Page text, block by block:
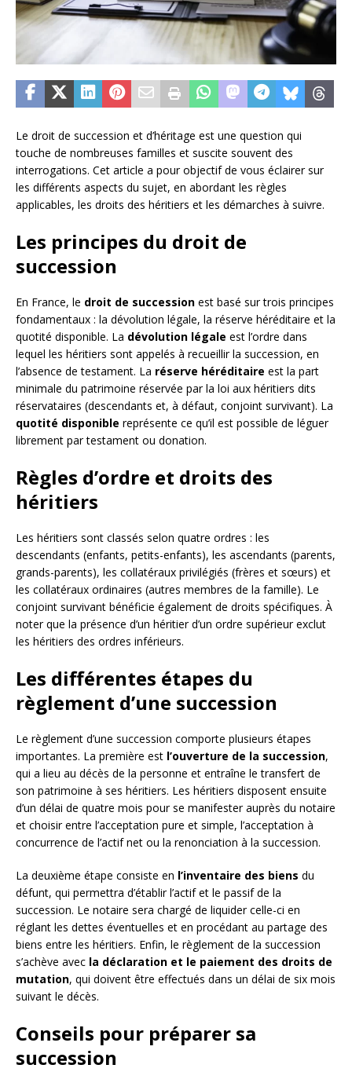
Le droit de succession et d’héritage est une question qui
touche de nombreuses familles et suscite souvent des
interrogations. Cet article a pour objectif de vous éclairer sur
les différents aspects du sujet, en abordant les règles
applicables, les droits des héritiers et les démarches à suivre.
Les principes du droit de
succession
En France, le droit de succession est basé sur trois principes
fondamentaux : la dévolution légale, la réserve héréditaire et la
quotité disponible. La dévolution légale est l’ordre dans
lequel les héritiers sont appelés à recueillir la succession, en
l’absence de testament. La réserve héréditaire est la part
minimale du patrimoine réservée par la loi aux héritiers dits
réservataires (descendants et, à défaut, conjoint survivant). La
quotité disponible représente ce qu’il est possible de léguer
librement par testament ou donation.
Règles d’ordre et droits des
héritiers
Les héritiers sont classés selon quatre ordres : les
descendants (enfants, petits-enfants), les ascendants (parents,
grands-parents), les collatéraux privilégiés (frères et sœurs) et
les collatéraux ordinaires (autres membres de la famille). Le
conjoint survivant bénéficie également de droits spécifiques. À
noter que la présence d’un héritier d’un ordre supérieur exclut
les héritiers des ordres inférieurs.
Les différentes étapes du
règlement d’une succession
Le règlement d’une succession comporte plusieurs étapes
importantes. La première est l’ouverture de la succession,
qui a lieu au décès de la personne et entraîne le transfert de
son patrimoine à ses héritiers. Les héritiers disposent ensuite
d’un délai de quatre mois pour se manifester auprès du notaire
et choisir entre l’acceptation pure et simple, l’acceptation à
concurrence de l’actif net ou la renonciation à la succession.
La deuxième étape consiste en l’inventaire des biens du
défunt, qui permettra d’établir l’actif et le passif de la
succession. Le notaire sera chargé de liquider celle-ci en
réglant les dettes éventuelles et en procédant au partage des
biens entre les héritiers. Enfin, le règlement de la succession
s’achève avec la déclaration et le paiement des droits de
mutation, qui doivent être effectués dans un délai de six mois
suivant le décès.
Conseils pour préparer sa
succession